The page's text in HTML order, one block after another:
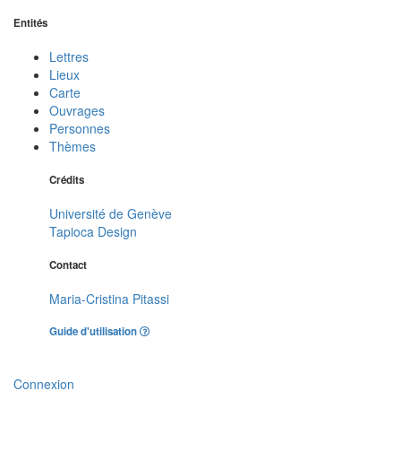
Entités
Lettres
Lieux
Carte
Ouvrages
Personnes
Thèmes
Crédits
Université de Genève
Tapioca Design
Contact
Maria-Cristina Pitassi
Guide d'utilisation
Connexion